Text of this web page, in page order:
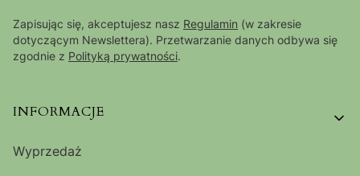
Zapisując się, akceptujesz nasz Regulamin (w zakresie
dotyczącym Newslettera). Przetwarzanie danych odbywa się
zgodnie z Polityką prywatności.
Linki w stopce
INFORMACJE
Wyprzedaż